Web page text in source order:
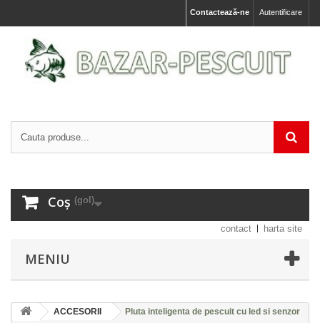
Autentificare
Contactează-ne
Coș (gol)
contact harta site
MENIU
ACCESORII
Pluta inteligenta de pescuit cu led si senzor